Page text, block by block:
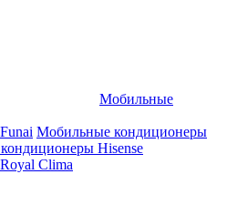
Мобильные
Мобильные кондиционеры
Hisense
Clima